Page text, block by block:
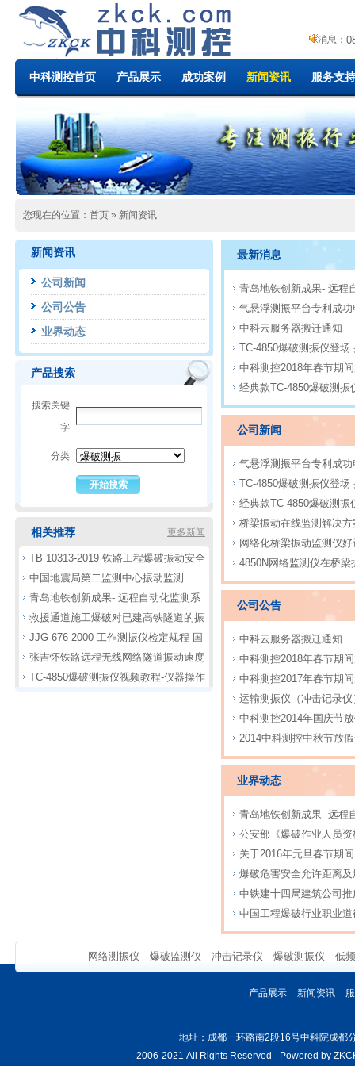
消息：
中科测控首页 产品展示 成功案例 新闻资讯 服务支持
您现在的位置： 首页 » 新闻资讯
新闻资讯
公司新闻
公司公告
业界动态
产品搜索
搜索关键
字
分类
相关推荐 更多新闻
TB 10313-2019 铁路工程爆破振动安全
技术规程下载分析
中国地震局第二监测中心振动监测
青岛地铁创新成果- 远程自动化监测系
统
救援通道施工爆破对已建高铁隧道的振
动安全分析
JJG 676-2000 工作测振仪检定规程 国
家计量标准
张吉怀铁路远程无线网络隧道振动速度
监测
TC-4850爆破测振仪视频教程-仪器操作
最新消息
青岛地铁创新成果- 远程
气悬浮测振平台专利成功
中科云服务器搬迁通知
TC-4850爆破测振仪登
中科测控2018年春节期
经典款TC-4850爆破测振
公司新闻
气悬浮测振平台专利成功
TC-4850爆破测振仪登
经典款TC-4850爆破测振
桥梁振动在线监测解决方
网络化桥梁振动监测仪
4850N网络监测仪在桥
公司公告
中科云服务器搬迁通知
中科测控2018年春节期
中科测控2017年春节期
运输测振仪（冲击记录
中科测控2014年国庆节
2014中科测控中秋节放
业界动态
青岛地铁创新成果- 远程
公安部《爆破作业人员
关于2016年元旦春节期
爆破危害安全允许距离
中铁建十四局建筑公司推
中国工程爆破行业职业道
网络测振仪 爆破监测仪 冲击记录仪 爆破测振仪 低
产品展示 新闻资讯
地址：成都一环路南2段16号中科院成
2006-2021 All Rights Reserved - Powered by